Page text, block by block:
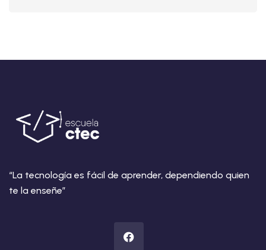
“La tecnología es fácil de aprender, dependiendo quien
te la enseñe”